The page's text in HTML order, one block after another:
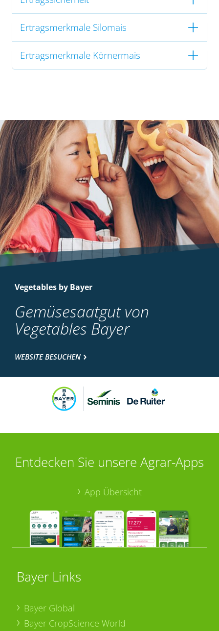
Ertragsmerkmale Silomais
Ertragsmerkmale Körnermais
Vegetables by Bayer
Gemüsesaatgut von
Vegetables Bayer
WEBSITE BESUCHEN
Entdecken Sie unsere Agrar-Apps
App Übersicht
Bayer Links
Bayer Global
Bayer CropScience World